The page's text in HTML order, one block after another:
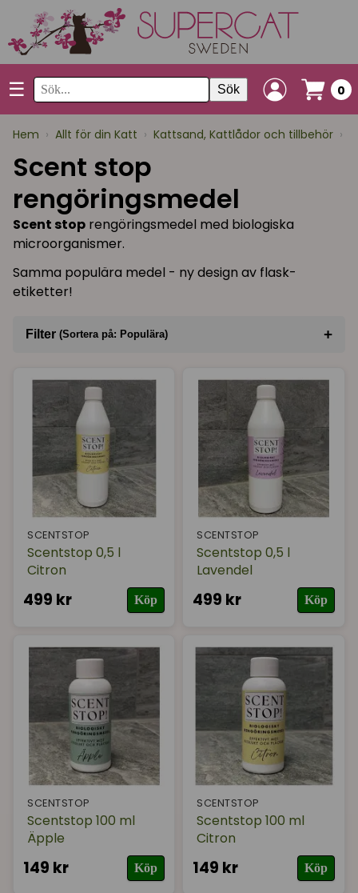
☰ Sök 0
Hem › Allt för din Katt › Kattsand, Kattlådor och tillbehör ›
Scent stop
rengöringsmedel
Scent stop rengöringsmedel med biologiska
microorganismer.
Samma populära medel - ny design av flask-
etiketter!
Filter (Sortera på: Populära) +
Varumärke
I lager
SCENTSTOP
Scentstop 0,5 l
Citron
499 kr Köp
SCENTSTOP
Scentstop 0,5 l
Lavendel
499 kr Köp
SCENTSTOP
Scentstop 100 ml
Äpple
149 kr Köp
SCENTSTOP
Scentstop 100 ml
Citron
149 kr Köp